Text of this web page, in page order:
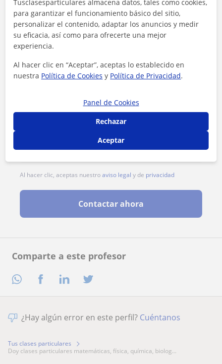
Comparte a este profesor
1ª clase gratis
Al hacer clic, aceptas nuestroaviso legal y de privacidad
Contactar ahora
¿Hay algún error en este perfil? Cuéntanos
Tus clases particulares
doy clases particulares matemáticas, física, química, biolog...
Tusclasesparticulares almacena datos, tales como cookies,
para garantizar el funcionamiento básico del sitio,
personalizar el contenido, adaptar los anuncios y medir
su eficacia, así como para ofrecerte una mejor
experiencia.
Al hacer clic en “Aceptar”, aceptas lo establecido en
nuestra Política de Cookies y Política de Privacidad.
Panel de Cookies
Rechazar
Aceptar